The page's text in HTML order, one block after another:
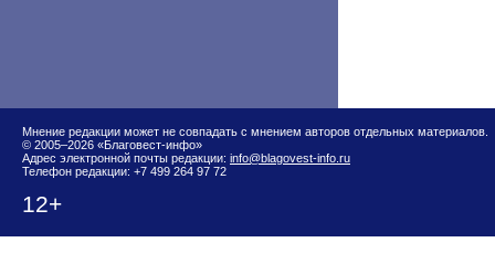
Мнение редакции может не совпадать с мнением авторов отдельных материалов.
© 2005–2026 «Благовест-инфо»
Адрес электронной почты редакции: info@blagovest-info.ru
Телефон редакции: +7 499 264 97 72
12+